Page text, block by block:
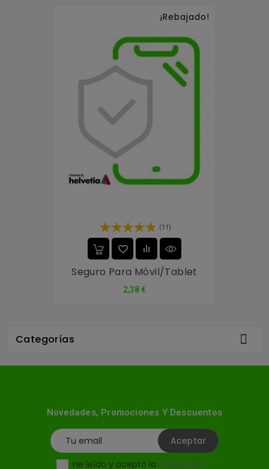
¡Rebajado!
(11)
Seguro Para Móvil/tablet
2,38 €Precio
Categorías 
Novedades, Promociones Y Descuentos
He leído y acepto la Política de